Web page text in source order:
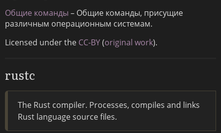
Общие команды – Общие команды, присущие
различным операционным системам.
Licensed under the CC-BY(original work).
rustc
The Rust compiler. Processes, compiles and links
Rust language source files.